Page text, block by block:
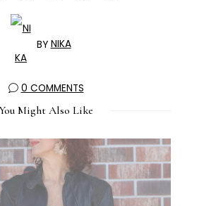
BY NIKA
0 COMMENTS
Might Also Like